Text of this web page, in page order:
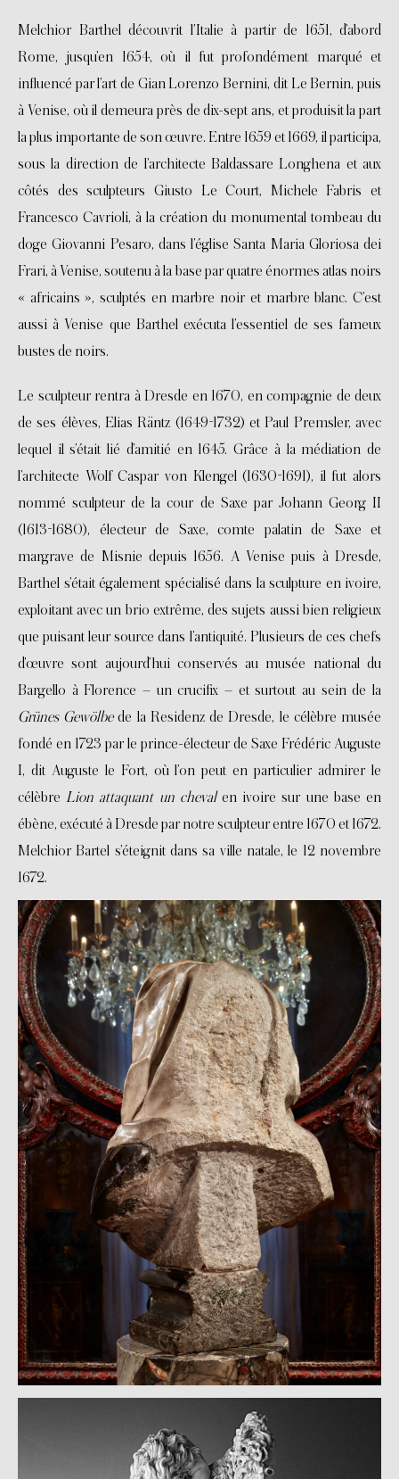
Melchior Barthel découvrit l’Italie à partir de 1651, d’abord
Rome, jusqu’en 1654, où il fut profondément marqué et
influencé par l’art de Gian Lorenzo Bernini, dit Le Bernin, puis
à Venise, où il demeura près de dix-sept ans, et produisit la part
la plus importante de son œuvre. Entre 1659 et 1669, il participa,
sous la direction de l’architecte Baldassare Longhena et aux
côtés des sculpteurs Giusto Le Court, Michele Fabris et
Francesco Cavrioli, à la création du monumental tombeau du
doge Giovanni Pesaro, dans l’église Santa Maria Gloriosa dei
Frari, à Venise, soutenu à la base par quatre énormes atlas noirs
« africains », sculptés en marbre noir et marbre blanc. C’est
aussi à Venise que Barthel exécuta l’essentiel de ses fameux
bustes de noirs.
Le sculpteur rentra à Dresde en 1670, en compagnie de deux
de ses élèves, Elias Räntz (1649-1732) et Paul Premsler, avec
lequel il s’était lié d’amitié en 1645. Grâce à la médiation de
l’architecte Wolf Caspar von Klengel (1630-1691), il fut alors
nommé sculpteur de la cour de Saxe par Johann Georg II
(1613-1680), électeur de Saxe, comte palatin de Saxe et
margrave de Misnie depuis 1656. A Venise puis à Dresde,
Barthel s’était également spécialisé dans la sculpture en ivoire,
exploitant avec un brio extrême, des sujets aussi bien religieux
que puisant leur source dans l’antiquité. Plusieurs de ces chefs
d’œuvre sont aujourd’hui conservés au musée national du
Bargello à Florence – un crucifix – et surtout au sein de la
Grünes Gewölbede la Residenz de Dresde, le célèbre musée
fondé en 1723 par le prince-électeur de Saxe Frédéric Auguste
I, dit Auguste le Fort, où l’on peut en particulier admirer le
célèbre Lion attaquant un chevalen ivoire sur une base en
ébène, exécuté à Dresde par notre sculpteur entre 1670 et 1672.
Melchior Bartel s’éteignit dans sa ville natale, le 12 novembre
1672.